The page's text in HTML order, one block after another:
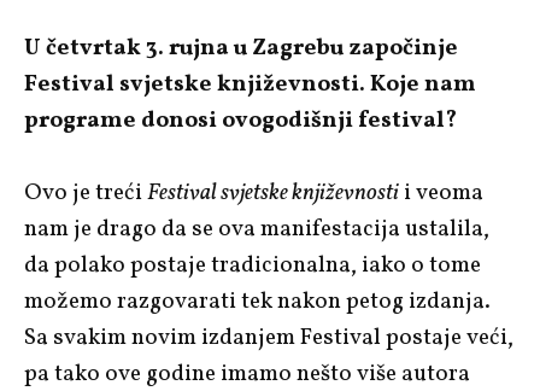
U četvrtak 3. rujna u Zagrebu započinje
Festival svjetske književnosti. Koje nam
programe donosi ovogodišnji festival?
Ovo je trećiFestival svjetske književnostii veoma
nam je drago da se ova manifestacija ustalila,
da polako postaje tradicionalna, iako o tome
možemo razgovarati tek nakon petog izdanja.
Sa svakim novim izdanjem Festival postaje veći,
pa tako ove godine imamo nešto više autora